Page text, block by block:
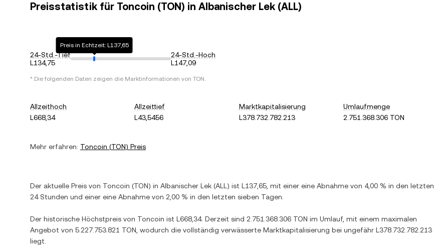
Preisstatistik für Toncoin (TON) in Albanischer Lek (ALL)
24-Std.-Tief
L134,75
Preis in Echtzeit: L137,65
24-Std.-Hoch
L147,09
* Die folgenden Daten zeigen die Marktinformationen von TON.
Allzeithoch
L668,34
Allzeittief
L43,5456
Marktkapitalisierung
L378.732.782.213
Umlaufmenge
2.751.368.306 TON
Mehr erfahren: Toncoin (TON) Preis
Der aktuelle Preis von Toncoin (TON) in Albanischer Lek (ALL ) ist L137,65 , mit einer eine Abnahme von 4,00 % in den letzten
24 Stunden und einer eine Abnahme von 2,00 % in den letzten sieben Tagen.
Der historische Höchstpreis von Toncoin ist L668,34. Derzeit sind 2.751.368.306 TON im Umlauf, mit einem maximalen
Angebot von 5.227.753.821 TON , wodurch die vollständig verwässerte Marktkapitalisierung bei ungefähr L378.732.782.213
liegt.